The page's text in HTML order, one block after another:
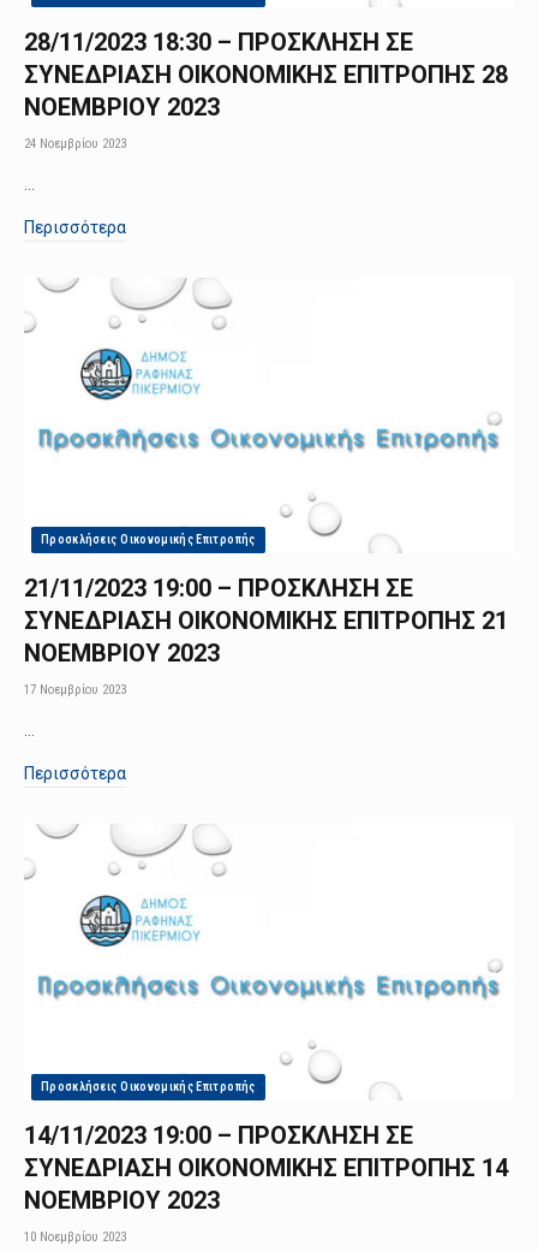
28/11/2023 18:30 – ΠΡΟΣΚΛΗΣΗ ΣΕ
ΣΥΝΕΔΡΙΑΣΗ ΟΙΚΟΝΟΜΙΚΗΣ ΕΠΙΤΡΟΠΗΣ 28
ΝΟΕΜΒΡΙΟΥ 2023
24 Νοεμβρίου 2023
Περισσότερα
Προσκλήσεις Οικονομικής Επιτροπής
21/11/2023 19:00 – ΠΡΟΣΚΛΗΣΗ ΣΕ
ΣΥΝΕΔΡΙΑΣΗ ΟΙΚΟΝΟΜΙΚΗΣ ΕΠΙΤΡΟΠΗΣ 21
ΝΟΕΜΒΡΙΟΥ 2023
17 Νοεμβρίου 2023
Περισσότερα
Προσκλήσεις Οικονομικής Επιτροπής
14/11/2023 19:00 – ΠΡΟΣΚΛΗΣΗ ΣΕ
ΣΥΝΕΔΡΙΑΣΗ ΟΙΚΟΝΟΜΙΚΗΣ ΕΠΙΤΡΟΠΗΣ 14
ΝΟΕΜΒΡΙΟΥ 2023
10 Νοεμβρίου 2023